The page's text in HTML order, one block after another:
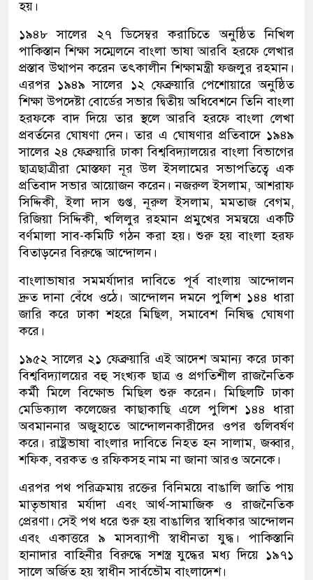
হয়।
১৯৪৮ সালের ২৭ ডিসেম্বর করাচিতে অনুষ্ঠিত নিখিল
পাকিস্তান শিক্ষা সম্মেলনে বাংলা ভাষা আরবি হরফে লেখার
প্রস্তাব উত্থাপন করেন তৎকালীন শিক্ষামন্ত্রী ফজলুর রহমান।
এরপর ১৯৪৯ সালের ১২ ফেব্রুয়ারি পেশোয়ারে অনুষ্ঠিত
শিক্ষা উপদেষ্টা বোর্ডের সভার দ্বিতীয় অধিবেশনে তিনি বাংলা
হরফকে বাদ দিয়ে তার স্থলে আরবি হরফে বাংলা লেখা
প্রবর্তনের ঘোষণা দেন। তার এ ঘোষণার প্রতিবাদে ১৯৪৯
সালের ২৪ ফেব্রুয়ারি ঢাকা বিশ্ববিদ্যালয়ের বাংলা বিভাগের
ছাত্রছাত্রীরা মোস্তফা নূর উল ইসলামের সভাপতিত্বে এক
প্রতিবাদ সভার আয়োজন করেন। নজরুল ইসলাম, আশরাফ
সিদ্দিকী, ইলা দাস গুপ্ত, নূরুল ইসলাম, মমতাজ বেগম,
রিজিয়া সিদ্দিকী, খলিলুর রহমান প্রমুখের সমন্বয়ে একটি
বর্ণমালা সাব-কমিটি গঠন করা হয়। শুরু হয় বাংলা হরফ
বিতাড়নের বিরুদ্ধে আন্দোলন।
বাংলাভাষার সমমর্যাদার দাবিতে পূর্ব বাংলায় আন্দোলন
দ্রুত দানা বেঁধে ওঠে। আন্দোলন দমনে পুলিশ ১৪৪ ধারা
জারি করে ঢাকা শহরে মিছিল, সমাবেশ নিষিদ্ধ ঘোষণা
করে।
১৯৫২ সালের ২১ ফেব্রুয়ারি এই আদেশ অমান্য করে ঢাকা
বিশ্ববিদ্যালয়ের বহু সংখ্যক ছাত্র ও প্রগতিশীল রাজনৈতিক
কর্মী মিলে বিক্ষোভ মিছিল শুরু করেন। মিছিলটি ঢাকা
মেডিক্যাল কলেজের কাছাকাছি এলে পুলিশ ১৪৪ ধারা
অবমাননার অজুহাতে আন্দোলনকারীদের ওপর গুলিবর্ষণ
করে। রাষ্ট্রভাষা বাংলার দাবিতে নিহত হন সালাম, জব্বার,
শফিক, বরকত ও রফিকসহ নাম না জানা আরও অনেকে।
এরপর পথ পরিক্রমায় রক্তের বিনিময়ে বাঙালি জাতি পায়
মাতৃভাষার মর্যাদা এবং আর্থ-সামাজিক ও রাজনৈতিক
প্রেরণা। সেই পথ ধরে শুরু হয় বাঙালির স্বাধিকার আন্দোলন
এবং একাত্তরে ৯ মাসব্যাপী স্বাধীনতা যুদ্ধ। পাকিস্তানি
হানাদার বাহিনীর বিরুদ্ধে সশস্ত্র যুদ্ধের মধ্য দিয়ে ১৯৭১
সালে অর্জিত হয় স্বাধীন সার্বভৌম বাংলাদেশ।